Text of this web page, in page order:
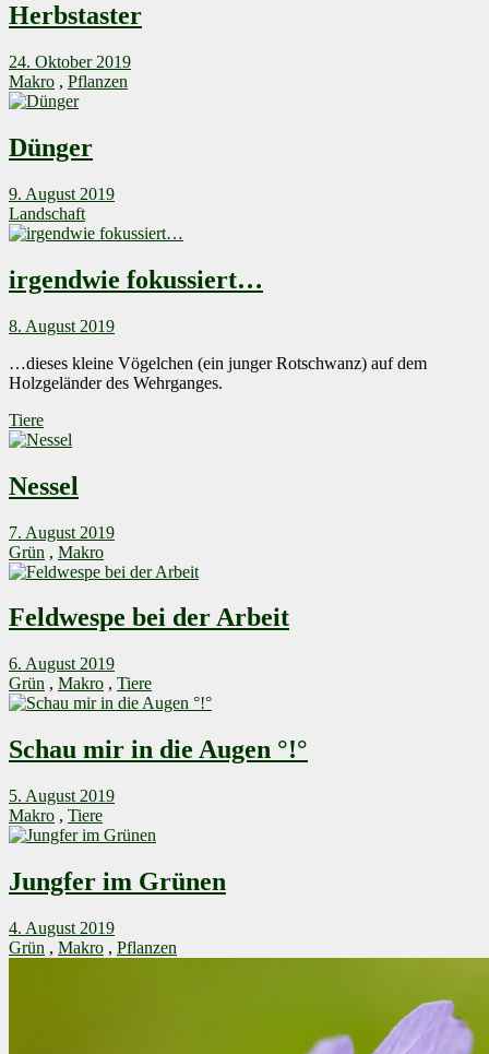
Herbstaster
24. Oktober 2019
Makro , Pflanzen
Dünger
9. August 2019
Landschaft
irgendwie fokussiert…
8. August 2019
…dieses kleine Vögelchen (ein junger Rotschwanz) auf dem
Holzgeländer des Wehrganges.
Tiere
Nessel
7. August 2019
Grün , Makro
Feldwespe bei der Arbeit
6. August 2019
Grün , Makro , Tiere
Schau mir in die Augen °!°
5. August 2019
Makro , Tiere
Jungfer im Grünen
4. August 2019
Grün , Makro , Pflanzen